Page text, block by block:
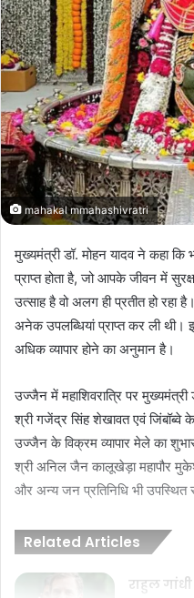
mahakal mmahashivratri
मुख्यमंत्री डॉ. मोहन यादव ने कहा कि
प्राप्त होता है, जो आपके जीवन में
उत्साह है वो अलग ही प्रतीत हो रहा
अनेक उपलब्धियां प्राप्त कर ली थी।
अधिक व्यापार होने का अनुमान है।
उज्जैन में महाशिवरात्रि पर
श्री गजेंद्र सिंह शेखावत एवं जिंबॉब्वे
उज्जैन के विक्रम व्यापार मेले का
श्री अनिल जैन कालूखेड़ा महापौर
और अन्य जन प्रतिनिधि भी उपस्थित
Related Articles
राहुल